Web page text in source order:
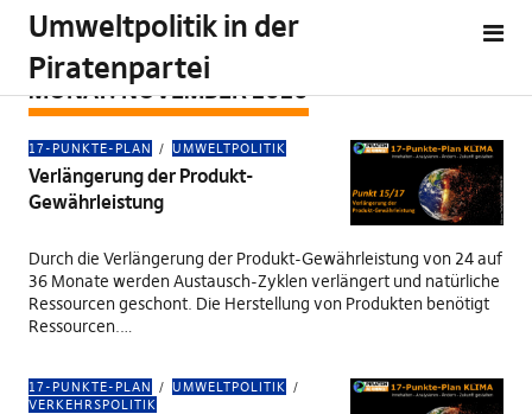
Umweltpolitik in der
Piratenpartei
MONAT:NOVEMBER 2020
17-PUNKTE-PLAN UMWELTPOLITIK
Verlängerung der Produkt-
Gewährleistung
Durch die Verlängerung der Produkt-Gewährleistung von 24 auf
36 Monate werden Austausch-Zyklen verlängert und natürliche
Ressourcen geschont. Die Herstellung von Produkten benötigt
Ressourcen.…
17-PUNKTE-PLAN
UMWELTPOLITIK
VERKEHRSPOLITIK